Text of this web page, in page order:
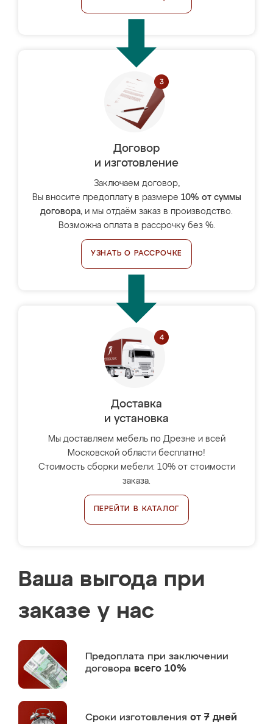
Договор
и изготовление
Заключаем договор,
Вы вносите предоплату в размере 10% от суммы
договора, и мы отдаём заказ в производство.
Возможна оплата в рассрочку без %.
УЗНАТЬ О РАССРОЧКЕ
Доставка
и установка
Мы доставляем мебель по Дрезне и всей
Московской области бесплатно!
Стоимость сборки мебели: 10% от стоимости
заказа.
ПЕРЕЙТИ В КАТАЛОГ
Ваша выгода при
заказе у нас
Предоплата при заключении
договора всего 10%
Сроки изготовления от 7 дней